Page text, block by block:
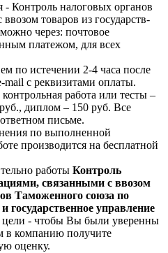
- Контроль налоговых органов
товаров из государств-
через: почтовое
платежом, для всех
по истечении 2-4 часа после
с реквизитами оплаты.
работа или тесты –
диплом – 150 руб. Все
письме.
по выполненной
производится на бесплатной
работы Контроль
связанными с ввозом
Таможенного союза по
управление
цели - чтобы Вы были уверенны
в компанию получите
оценку.